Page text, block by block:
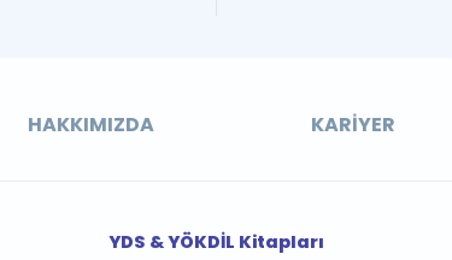
HAKKIMIZDA KARIYER
YDS & YÖKDİL Kitapları